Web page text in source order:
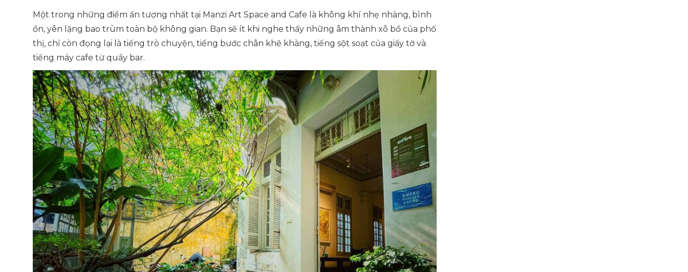
Một trong những điểm ấn tượng nhất tại Manzi Art Space and Cafe là không khí nhẹ nhàng, bình
ổn, yên lặng bao trùm toàn bộ không gian. Bạn sẽ ít khi nghe thấy những âm thành xô bồ của phố
thị, chỉ còn đọng lại là tiếng trò chuyện, tiếng bước chân khẽ khàng, tiếng sột soạt của giấy tờ và
tiếng máy cafe từ quầy bar.